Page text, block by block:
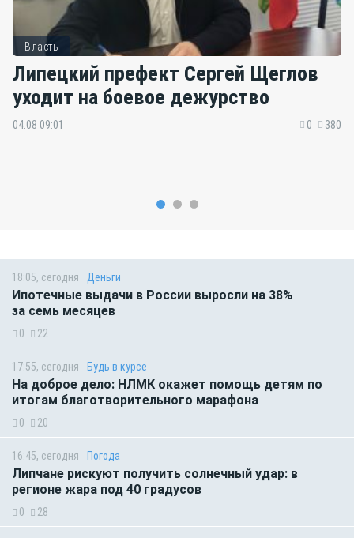
Власть
Липецкий префект Сергей Щеглов
уходит на боевое дежурство
04.08 09:01 0 380
18:05, сегодня Деньги
Ипотечные выдачи в России выросли на 38%
за семь месяцев
0 22
17:55, сегодня Будь в курсе
На доброе дело: НЛМК окажет помощь детям по
итогам благотворительного марафона
0 20
16:45, сегодня Погода
Липчане рискуют получить солнечный удар: в
регионе жара под 40 градусов
0 28